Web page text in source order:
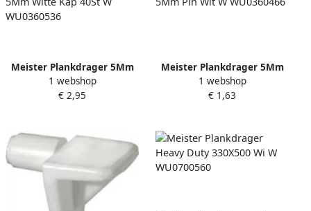
Meister Plankdrager 5Mm
Witte Kap 40St W
WU0360536
1 webshop
€ 2,95
Meister Plankdrager 5Mm
Pin Wit W WU0360466
1 webshop
€ 1,63